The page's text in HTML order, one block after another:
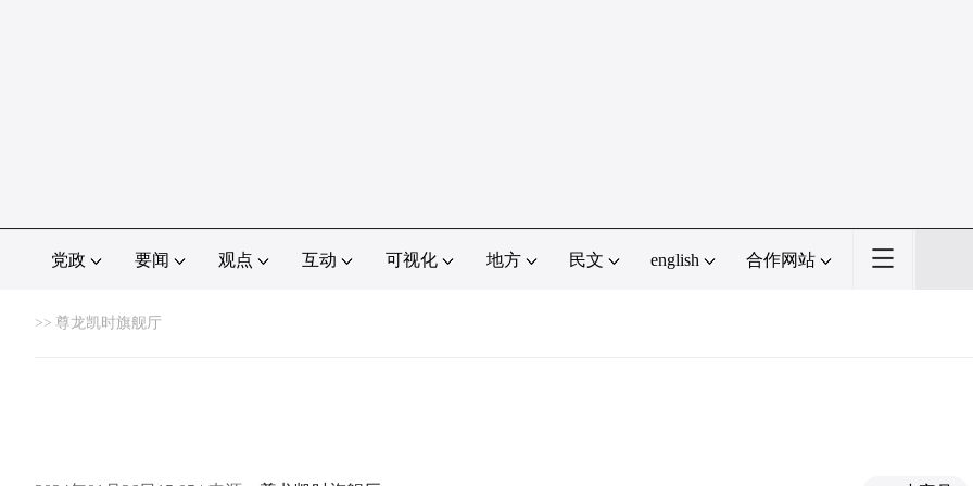
党政 要闻 观点 互动 可视化 地方 民文 english 合作网站
>> 尊龙凯时旗舰厅